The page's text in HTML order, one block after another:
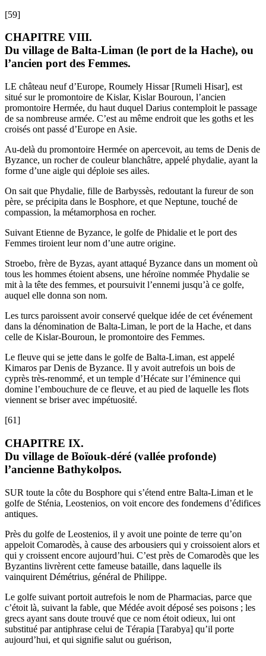
[59]
CHAPITRE VIII.
Du village de Balta-Liman (le port de la Hache), ou
l’ancien port des Femmes.
LE château neuf d’Europe, Roumely Hissar [Rumeli Hisar], est
situé sur le promontoire de Kislar, Kislar Bouroun, l’ancien
promontoire Hermée, du haut duquel Darius contemploit le passage
de sa nombreuse armée. C’est au même endroit que les goths et les
croisés ont passé d’Europe en Asie.
Au-delà du promontoire Hermée on apercevoit, au tems de Denis de
Byzance, un rocher de couleur blanchâtre, appelé phydalie, ayant la
forme d’une aigle qui déploie ses ailes.
On sait que Phydalie, fille de Barbyssès, redoutant la fureur de son
père, se précipita dans le Bosphore, et que Neptune, touché de
compassion, la métamorphosa en rocher.
Suivant Etienne de Byzance, le golfe de Phidalie et le port des
Femmes tiroient leur nom d’une autre origine.
Stroebo, frère de Byzas, ayant attaqué Byzance dans un moment où
tous les hommes étoient absens, une héroïne nommée Phydalie se
mit à la tête des femmes, et poursuivit l’ennemi jusqu’à ce golfe,
auquel elle donna son nom.
Les turcs paroissent avoir conservé quelque idée de cet événement
dans la dénomination de Balta-Liman, le port de la Hache, et dans
celle de Kislar-Bouroun, le promontoire des Femmes.
Le fleuve qui se jette dans le golfe de Balta-Liman, est appelé
Kimaros par Denis de Byzance. Il y avoit autrefois un bois de
cyprès très-renommé, et un temple d’Hécate sur l’éminence qui
domine l’embouchure de ce fleuve, et au pied de laquelle les flots
viennent se briser avec impétuosité.
[61]
CHAPITRE IX.
Du village de Boïouk-déré (vallée profonde)
l’ancienne Bathykolpos.
SUR toute la côte du Bosphore qui s’étend entre Balta-Liman et le
golfe de Sténia, Leostenios, on voit encore des fondemens d’édifices
antiques.
Près du golfe de Leostenios, il y avoit une pointe de terre qu’on
appeloit Comarodès, à cause des arbousiers qui y croissoient alors et
qui y croissent encore aujourd’hui. C’est près de Comarodès que les
Byzantins livrèrent cette fameuse bataille, dans laquelle ils
vainquirent Démétrius, général de Philippe.
Le golfe suivant portoit autrefois le nom de Pharmacias, parce que
c’étoit là, suivant la fable, que Médée avoit déposé ses poisons ; les
grecs ayant sans doute trouvé que ce nom étoit odieux, lui ont
substitué par antiphrase celui de Térapia [Tarabya] qu’il porte
aujourd’hui, et qui signifie salut ou guérison,